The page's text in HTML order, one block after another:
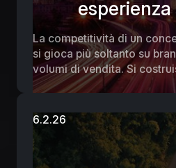
La competitività di un
si gioca più soltanto su
volumi di vendita. Si
spesso dove il cliente non
dell’azienda di restare
pressione. Il contesto,
margini sono sotto
tecnologia e competenze
6.2.26